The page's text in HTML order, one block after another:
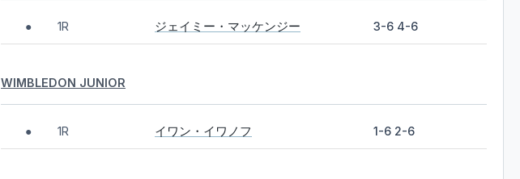
● 1R ジェイミー・マッケンジー 3-6 4-6
WIMBLEDON JUNIOR
● 1R イワン・イワノフ 1-6 2-6